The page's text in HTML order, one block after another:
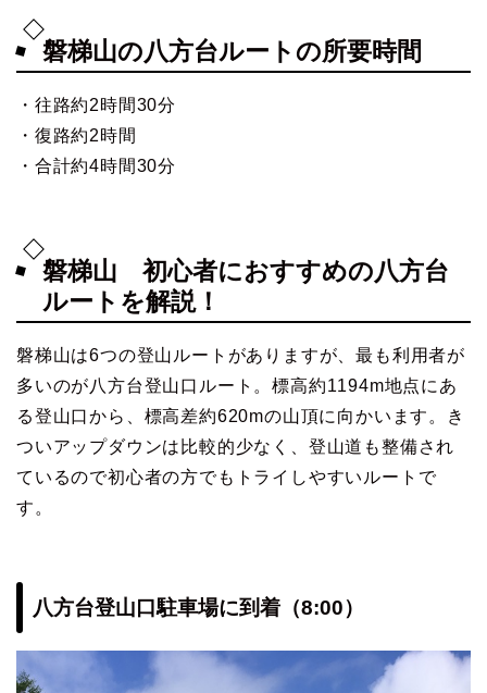
磐梯山の八方台ルートの所要時間
・往路約2時間30分
・復路約2時間
・合計約4時間30分
磐梯山 初心者におすすめの八方台
ルートを解説！
磐梯山は6つの登山ルートがありますが、最も利用者が
多いのが八方台登山口ルート。標高約1194m地点にあ
る登山口から、標高差約620mの山頂に向かいます。き
ついアップダウンは比較的少なく、登山道も整備され
ているので初心者の方でもトライしやすいルートで
す。
八方台登山口駐車場に到着（8:00）